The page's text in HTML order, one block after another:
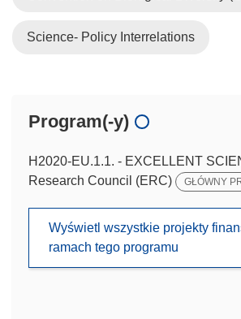
Science- Policy Interrelations
Program(-y)
H2020-EU.1.1. - EXCELLENT
Research Council (ERC)
GŁÓWNY
Wyświetl wszystkie projekty
ramach tego programu